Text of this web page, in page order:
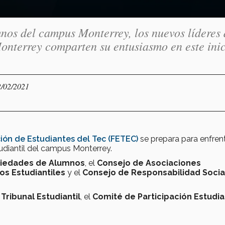
del campus Monterrey, los nuevos líderes
comparten su entusiasmo en este
02/2021
de Estudiantes del Tec (FETEC) se prepara para
del campus Monterrey.
de Alumnos , el Consejo de Asociaciones
Estudiantiles y el Consejo de Responsabilidad
Tribunal Estudiantil , el Comité de Participación